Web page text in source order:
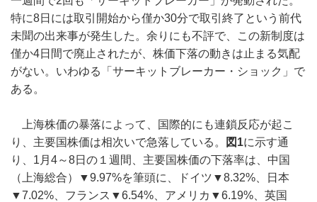
特に8日には取引開始から僅か30分で取引終了という前代
未聞の出来事が発生した。余りにも不評で、この新制度は
僅か4日間で廃止されたが、株価下落の動きは止まる気配
がない。いわゆる「サーキットブレーカー・ショック」で
ある。
上海株価の暴落によって、国際的にも連鎖反応が起こ
り、主要国株価は相次いで急落している。
図1に示す通
り、1月4～8日の１週間、主要国株価の下落率は、中国
（上海総合）▼9.97%を筆頭に、ドイツ▼8.32%、日本
▼7.02%、フランス▼6.54%、アメリカ▼6.19%、英国